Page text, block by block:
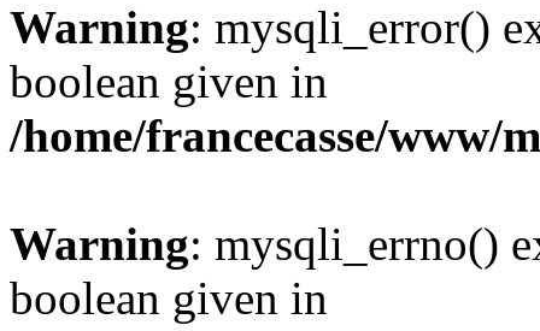
Warning: mysqli_error()
boolean given in
/home/francecasse/www/
Warning: mysqli_errno()
boolean given in